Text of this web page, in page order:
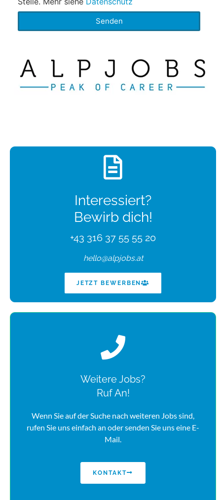
Senden
Interessiert?
Bewirb dich!
+43 316 37 55 55 20
hello@alpjobs.at
JETZT BEWERBEN
Weitere Jobs?
Ruf An!
Wenn Sie auf der Suche nach weiteren Jobs sind,
rufen Sie uns einfach an oder senden Sie uns eine E-
Mail.
KONTAKT